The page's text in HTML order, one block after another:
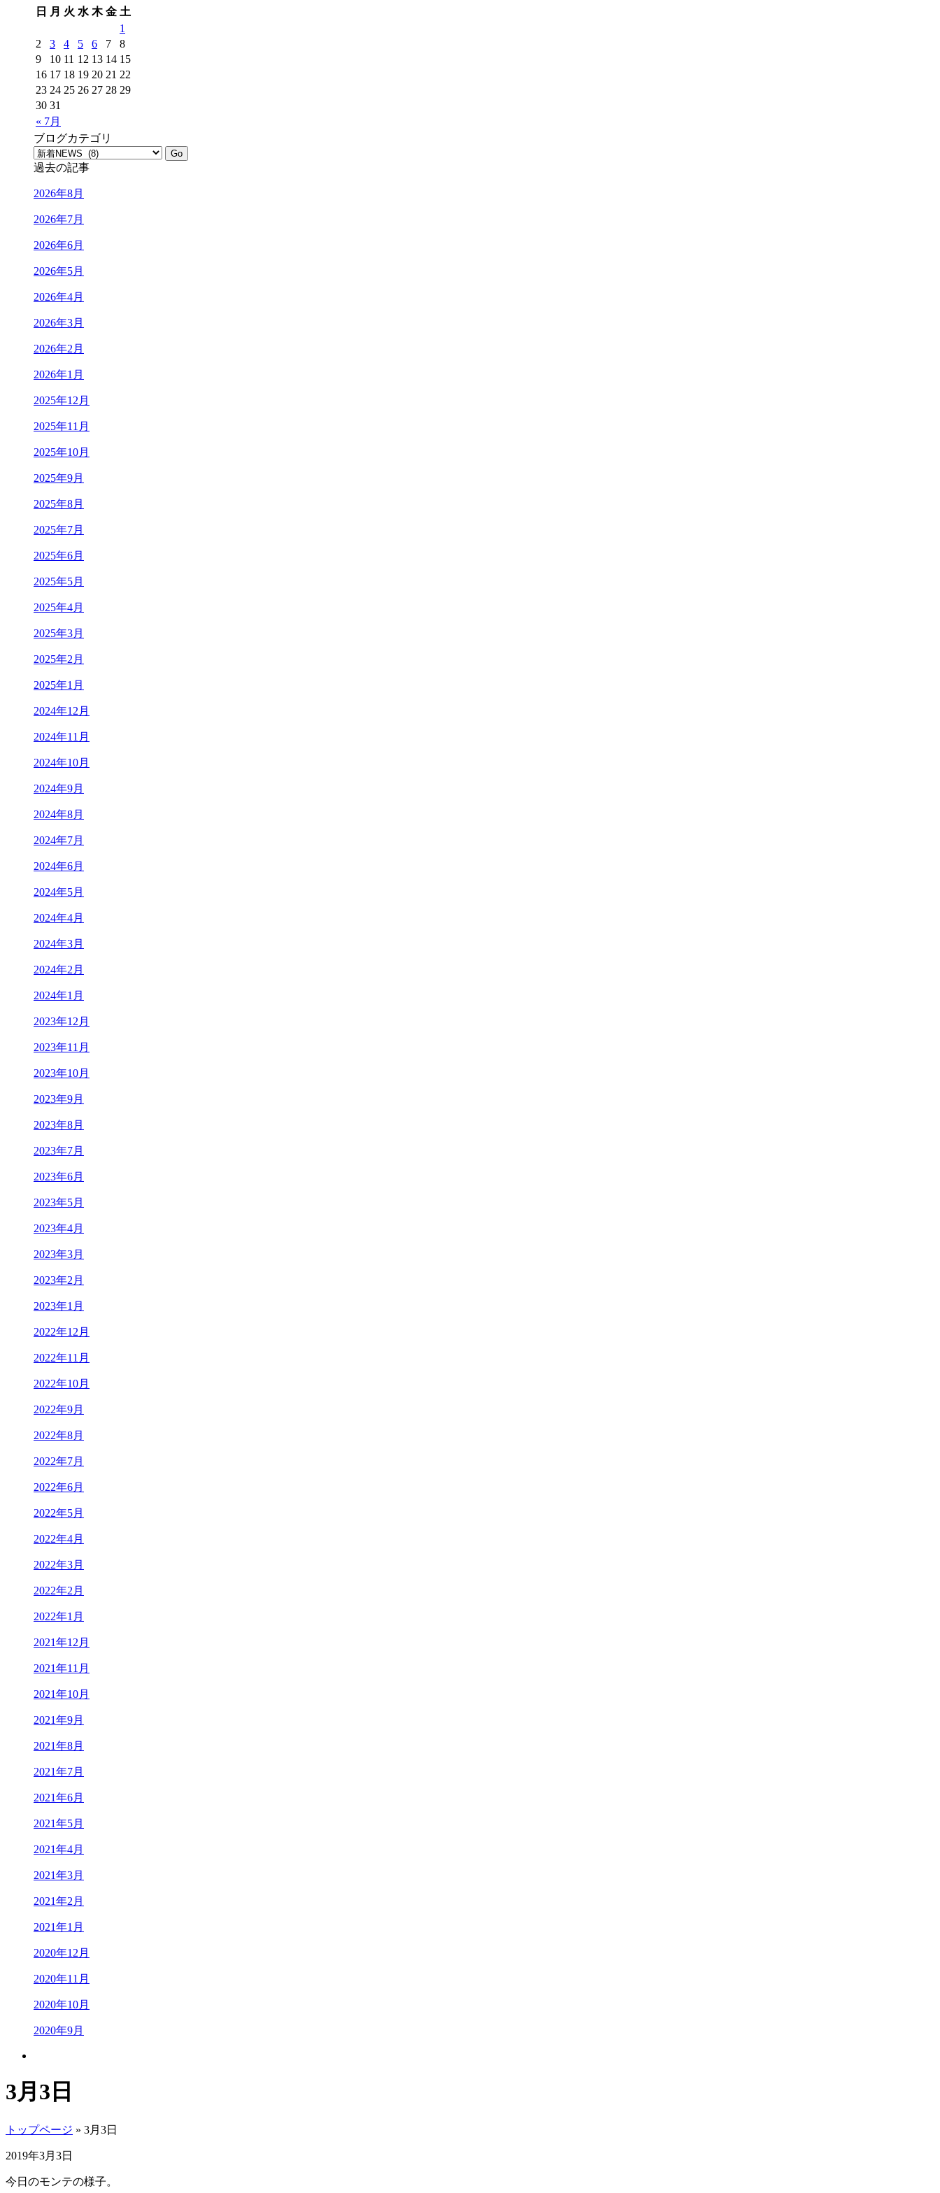
日
月 火 水 木 金 土
« 7月
1
2
3 4 5 6 7
8
9
10 11 12 13 14 15
16 17 18 19 20 21 22
23 24 25 26 27 28 29
30 31
ブログカテゴリ
過去の記事
2026年8月
2026年7月
2026年6月
2026年5月
2026年4月
2026年3月
2026年2月
2026年1月
2025年12月
2025年11月
2025年10月
2025年9月
2025年8月
2025年7月
2025年6月
2025年5月
2025年4月
2025年3月
2025年2月
2025年1月
2024年12月
2024年11月
2024年10月
2024年9月
2024年8月
2024年7月
2024年6月
2024年5月
2024年4月
2024年3月
2024年2月
2024年1月
2023年12月
2023年11月
2023年10月
2023年9月
2023年8月
2023年7月
2023年6月
2023年5月
2023年4月
2023年3月
2023年2月
2023年1月
2022年12月
2022年11月
2022年10月
2022年9月
2022年8月
2022年7月
2022年6月
2022年5月
2022年4月
2022年3月
2022年2月
2022年1月
2021年12月
2021年11月
2021年10月
2021年9月
2021年8月
2021年7月
2021年6月
2021年5月
2021年4月
2021年3月
2021年2月
2021年1月
2020年12月
2020年11月
2020年10月
2020年9月
3月3日
トップページ » 3月3日
2019年3月3日
今日のモンテの様子。